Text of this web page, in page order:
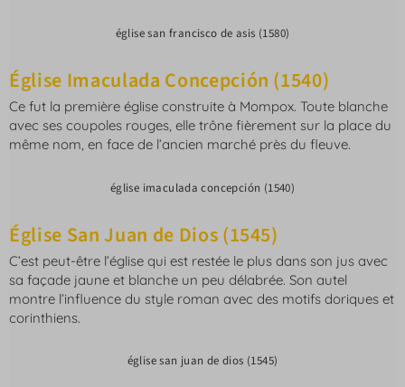
église san francisco de asis (1580)
Église Imaculada Concepción (1540)
Ce fut la première église construite à Mompox. Toute blanche
avec ses coupoles rouges, elle trône fièrement sur la place du
même nom, en face de l’ancien marché près du fleuve.
église imaculada concepción (1540)
Église San Juan de Dios (1545)
C’est peut-être l’église qui est restée le plus dans son jus avec
sa façade jaune et blanche un peu délabrée. Son autel
montre l’influence du style roman avec des motifs doriques et
corinthiens.
église san juan de dios (1545)